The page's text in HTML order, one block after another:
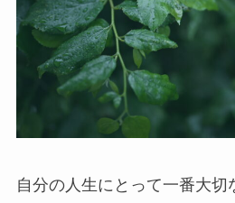
自分の人生にとって一番大切